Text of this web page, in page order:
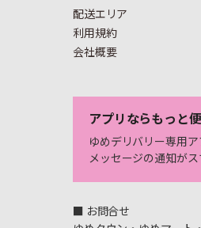
配送エリア
利用規約
会社概要
アプリならもっと
ゆめデリバリー専用ア
メッセージの通知が
■ お問合せ